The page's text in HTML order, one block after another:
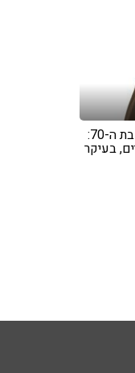
התקף שלישי השנה - המאזינה בת ה-70:
בעיקר